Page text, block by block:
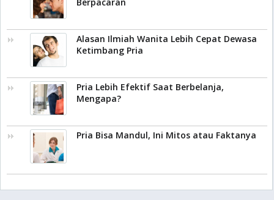
Alasan Ilmiah Wanita Lebih Cepat Dewasa
Ketimbang Pria
Pria Lebih Efektif Saat Berbelanja,
Mengapa?
Pria Bisa Mandul, Ini Mitos atau Faktanya